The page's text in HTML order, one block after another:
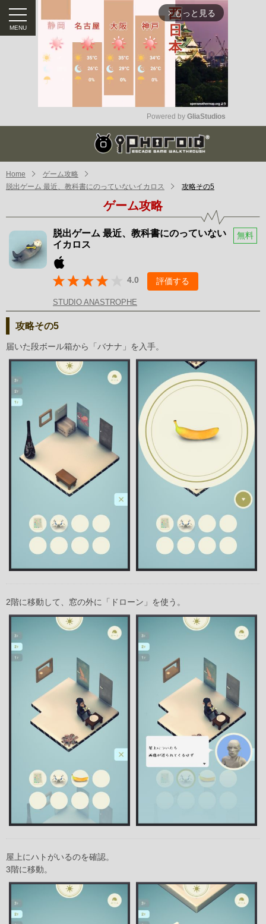
arrow_forward_ios もっと見る
Mute
Powered by GliaStudios
Home
ゲーム攻略
脱出ゲーム 最近、教科書にのっていないイカロス
攻略その5
ゲーム攻略
脱出ゲーム 最近、教科書にのっていない
イカロス
無料
4.0 評価する
STUDIO ANASTROPHE
攻略その5
届いた段ボール箱から「バナナ」を入手。
2階に移動して、窓の外に「ドローン」を使う。
屋上にハトがいるのを確認。
3階に移動。